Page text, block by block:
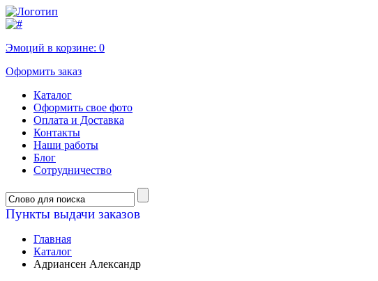
Эмоций в корзине: 0
Оформить заказ
Каталог
Оформить свое фото
Оплата и Доставка
Контакты
Наши работы
Блог
Сотрудничество
Пункты выдачи заказов
Главная
Каталог
Адриансен Александр